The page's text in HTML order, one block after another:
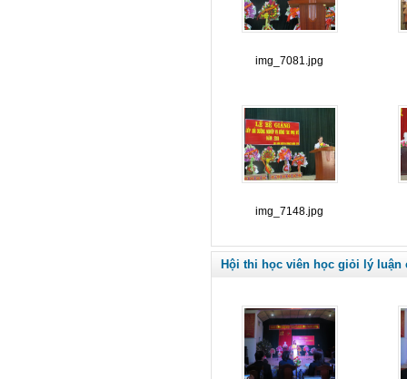
img_7081.jpg
img_7148.jpg
Hội thi học viên học giỏi lý luận